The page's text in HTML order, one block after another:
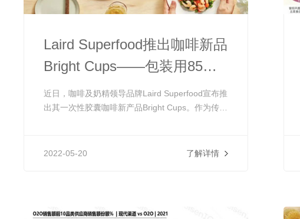
Laird Superfood推出咖啡新品
Bright Cups——包装用85%
咖啡废料制成
近日，咖啡及奶精领导品牌Laird Superfood宣布推
出其一次性胶囊咖啡新产品Bright Cups。作为传统
5月份将通过Laird的官网和亚马逊开始线上销售。
了解详情
2022-05-20